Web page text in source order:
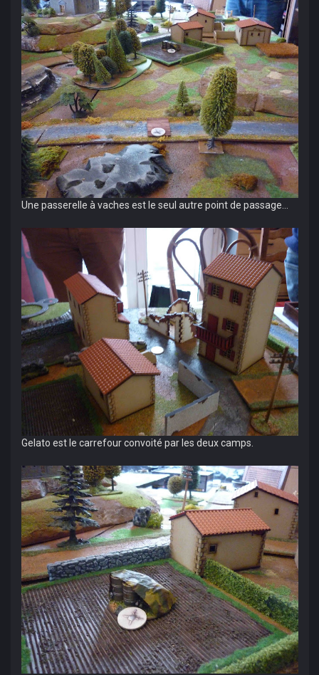
Une passerelle à vaches est le seul autre point de passage...
Gelato est le carrefour convoité par les deux camps.